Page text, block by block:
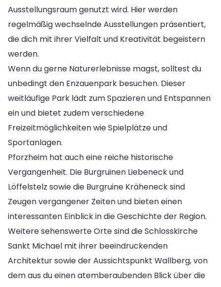
Ausstellungsraum genutzt wird. Hier werden
regelmäßig wechselnde Ausstellungen präsentiert,
die dich mit ihrer Vielfalt und Kreativität begeistern
werden.
Wenn du gerne Naturerlebnisse magst, solltest du
unbedingt den Enzauenpark besuchen. Dieser
weitläufige Park lädt zum Spazieren und Entspannen
ein und bietet zudem verschiedene
Freizeitmöglichkeiten wie Spielplätze und
Sportanlagen.
Pforzheim hat auch eine reiche historische
Vergangenheit. Die Burgruinen Liebeneck und
Löffelstelz sowie die Burgruine Kräheneck sind
Zeugen vergangener Zeiten und bieten einen
interessanten Einblick in die Geschichte der Region.
Weitere sehenswerte Orte sind die Schlosskirche
Sankt Michael mit ihrer beeindruckenden
Architektur sowie der Aussichtspunkt Wallberg, von
dem aus du einen atemberaubenden Blick über die